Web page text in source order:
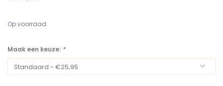
Op voorraad
Maak een keuze: *